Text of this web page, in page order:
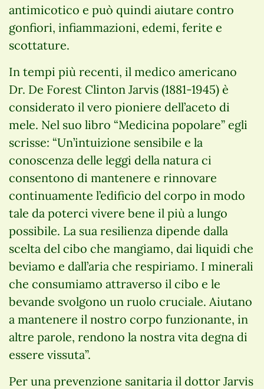
antimicotico e può quindi aiutare contro
gonfiori, infiammazioni, edemi, ferite e
scottature.
In tempi più recenti, il medico americano
Dr. De Forest Clinton Jarvis (1881-1945) è
considerato il vero pioniere dell’aceto di
mele. Nel suo libro “Medicina popolare” egli
scrisse: “Un’intuizione sensibile e la
conoscenza delle leggi della natura ci
consentono di mantenere e rinnovare
continuamente l’edificio del corpo in modo
tale da poterci vivere bene il più a lungo
possibile. La sua resilienza dipende dalla
scelta del cibo che mangiamo, dai liquidi che
beviamo e dall’aria che respiriamo. I minerali
che consumiamo attraverso il cibo e le
bevande svolgono un ruolo cruciale. Aiutano
a mantenere il nostro corpo funzionante, in
altre parole, rendono la nostra vita degna di
essere vissuta”.
Per una prevenzione sanitaria il dottor Jarvis